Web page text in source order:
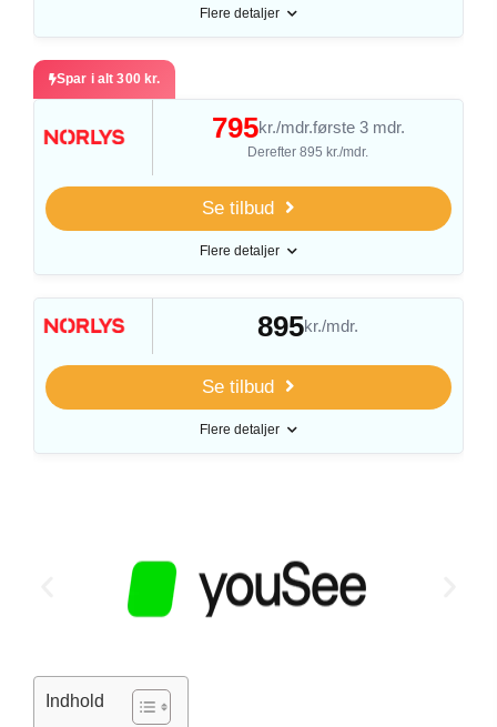
Flere detaljer
Spar i alt 300 kr.
795kr./mdr.første 3 mdr.
Derefter 895 kr./mdr.
Se tilbud
Flere detaljer
895kr./mdr.
Se tilbud
Flere detaljer
Indhold